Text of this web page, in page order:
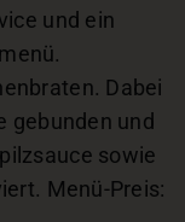
und ein
Dabei
gebunden und
sowie
Menü-Preis: